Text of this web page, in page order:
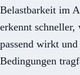
Belastbarkeit im
erkennt
passend wirkt
Bedingungen